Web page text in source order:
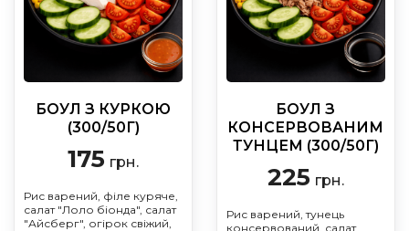
БОУЛ З КУРКОЮ
(300/50Г)
175 грн.
Рис варений, філе куряче,
салат "Лоло біонда", салат
"Айсберг", огірок свіжий,
БОУЛ З
КОНСЕРВОВАНИМ
ТУНЦЕМ (300/50Г)
225 грн.
Рис варений, тунець
консервований, салат